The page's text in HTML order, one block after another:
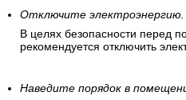
Отключите электроэнергию.
В целях безопасности перед
рекомендуется отключить
Наведите порядок в